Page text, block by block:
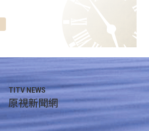
TITV NEWS
原視新聞網